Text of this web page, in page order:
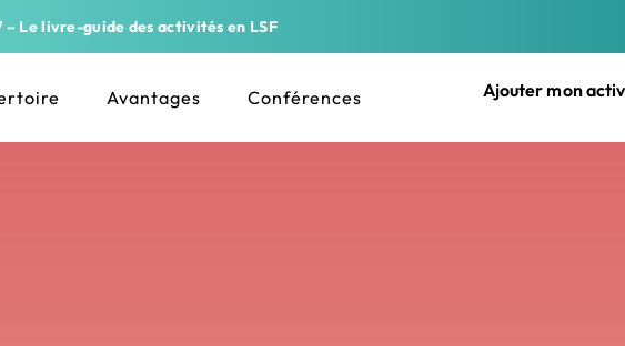
Le livre-guide des activités en LSF
Avantages Conférences Ajouter mon